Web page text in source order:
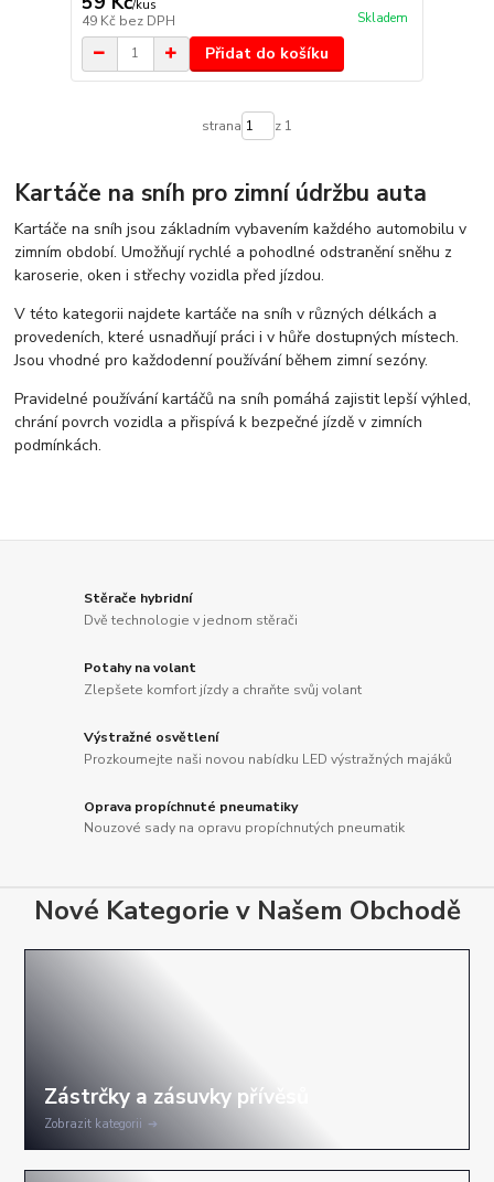
/kus
49 Kč bez DPH Skladem
Přidat do košíku
strana z 1
Kartáče na sníh pro zimní údržbu auta
Kartáče na sníh jsou základním vybavením každého automobilu v
zimním období. Umožňují rychlé a pohodlné odstranění sněhu z
karoserie, oken i střechy vozidla před jízdou.
V této kategorii najdete kartáče na sníh v různých délkách a
provedeních, které usnadňují práci i v hůře dostupných místech.
Jsou vhodné pro každodenní používání během zimní sezóny.
Pravidelné používání kartáčů na sníh pomáhá zajistit lepší výhled,
chrání povrch vozidla a přispívá k bezpečné jízdě v zimních
podmínkách.
Stěrače hybridní
Dvě technologie v jednom stěrači
Potahy na volant
Zlepšete komfort jízdy a chraňte svůj volant
Výstražné osvětlení
Prozkoumejte naši novou nabídku LED výstražných majáků
Oprava propíchnuté pneumatiky
Nouzové sady na opravu propíchnutých pneumatik
Nové Kategorie v Našem Obchodě
Zobrazit kategorii